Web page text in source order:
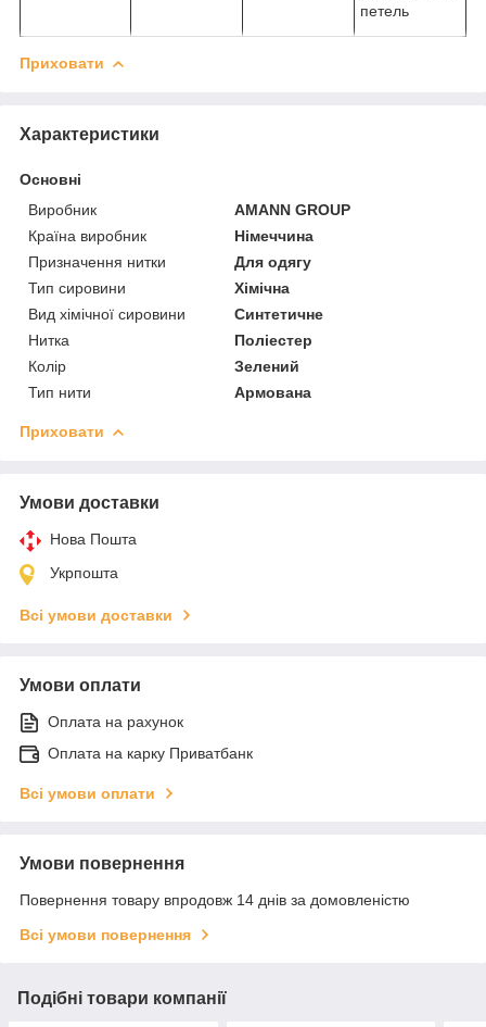
петель
Приховати
Характеристики
Основні
Виробник
AMANN GROUP
Країна виробник
Німеччина
Призначення нитки
Для одягу
Тип сировини
Хімічна
Вид хімічної сировини
Синтетичне
Нитка
Поліестер
Колір
Зелений
Тип нити
Армована
Приховати
Умови доставки
Нова Пошта
Укрпошта
Всі умови доставки
Умови оплати
Оплата на рахунок
Оплата на карку Приватбанк
Всі умови оплати
Умови повернення
Повернення товару впродовж 14 днів за домовленістю
Всі умови повернення
Подібні товари компанії